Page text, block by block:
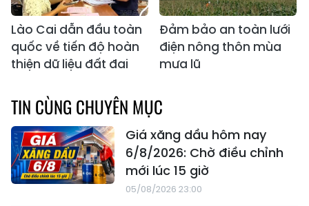
Lào Cai dẫn đầu toàn
quốc về tiến độ hoàn
thiện dữ liệu đất đai
Đảm bảo an toàn lưới
điện nông thôn mùa
mưa lũ
TIN CÙNG CHUYÊN MỤC
Giá xăng dầu hôm nay
6/8/2026: Chờ điều chỉnh
mới lúc 15 giờ
05/08/2026 23:00